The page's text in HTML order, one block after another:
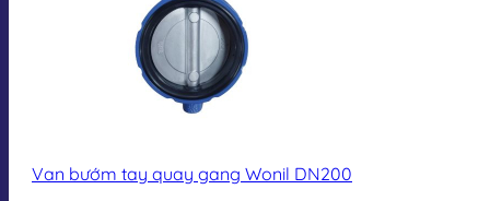
Van bướm tay quay gang Wonil DN200